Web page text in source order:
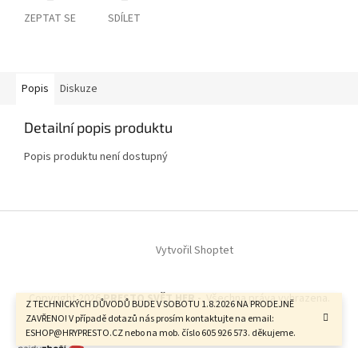
Z TECHNICKÝCH DŮVODŮ BUDE V SOBOTU 1.8.2026 NA PRODEJNĚ
ZAVŘENO! V případě dotazů nás prosím kontaktujte na email:
ESHOP@HRYPRESTO.CZ nebo na mob. číslo 605 926 573. děkujeme.
ZEPTAT SE SDÍLET
Popis Diskuze
Detailní popis produktu
Popis produktu není dostupný
Vytvořil Shoptet
Copyright 2026PRESTO SVĚT HER - . Všechna práva vyhrazena.